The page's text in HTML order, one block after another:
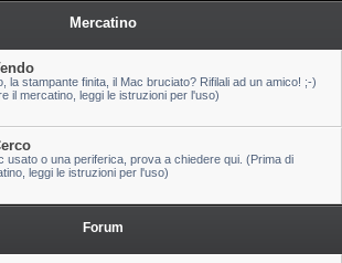
Mercatino
la stampante finita, il Mac bruciato? Rifilali ad un amico! ;-)
il mercatino, leggi le istruzioni per l'uso)
usato o una periferica, prova a chiedere qui. (Prima di
leggi le istruzioni per l'uso)
Forum